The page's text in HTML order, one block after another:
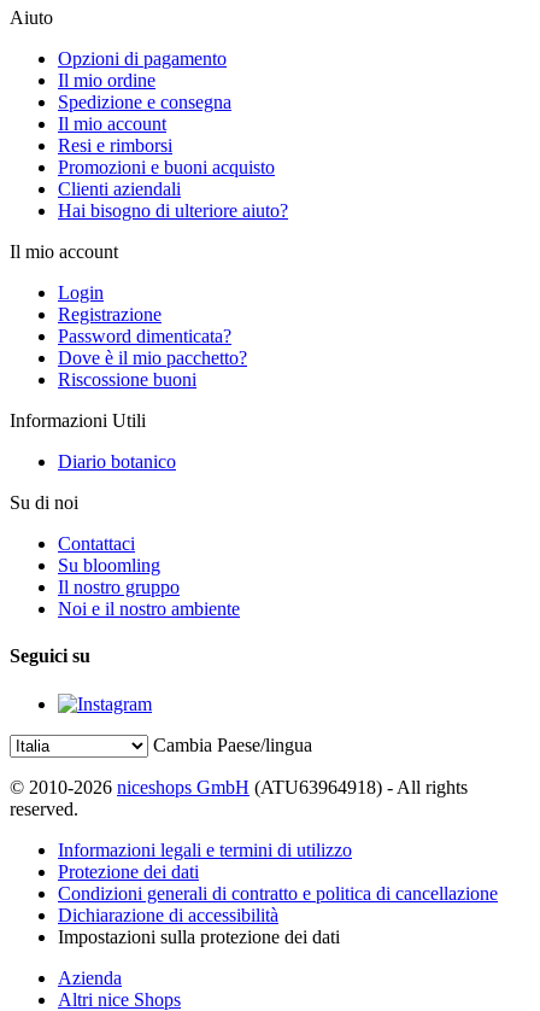
Aiuto
Opzioni di pagamento
Il mio ordine
Spedizione e consegna
Il mio account
Resi e rimborsi
Promozioni e buoni acquisto
Clienti aziendali
Hai bisogno di ulteriore aiuto?
Il mio account
Login
Registrazione
Password dimenticata?
Dove è il mio pacchetto?
Riscossione buoni
Informazioni Utili
Diario botanico
Su di noi
Contattaci
Su bloomling
Il nostro gruppo
Noi e il nostro ambiente
Seguici su
Cambia Paese/lingua
© 2010-2026 niceshops GmbH (ATU63964918) - All rights
reserved.
Informazioni legali e termini di utilizzo
Protezione dei dati
Condizioni generali di contratto e politica di cancellazione
Dichiarazione di accessibilità
Impostazioni sulla protezione dei dati
Azienda
Altri nice Shops